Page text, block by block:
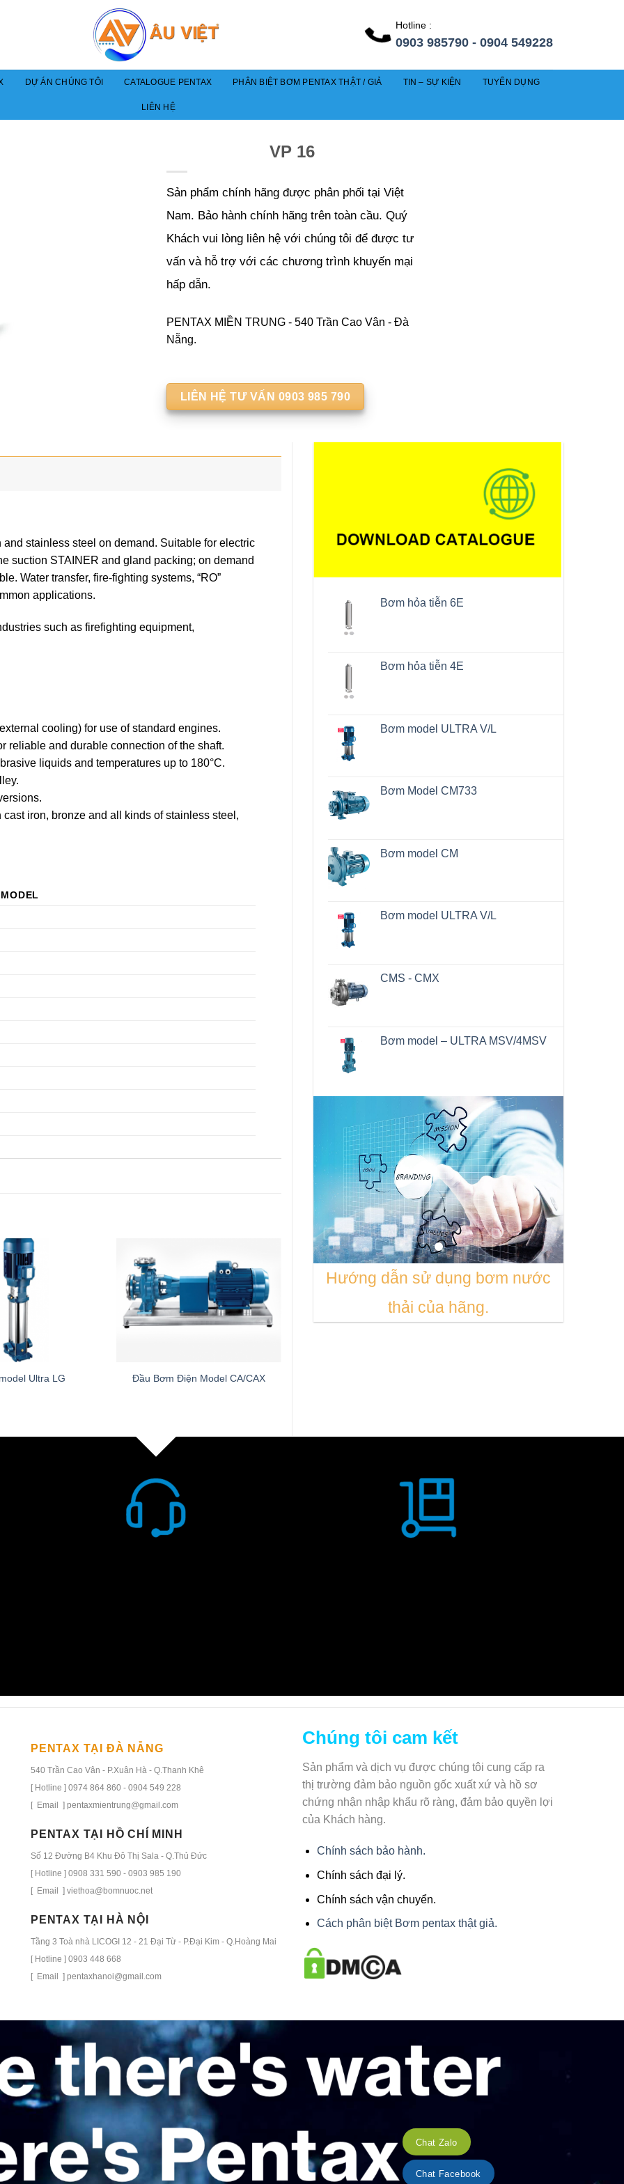
Hotline :
0903 985790 - 0904 549228
DỰ ÁN CHÚNG TÔI CATALOGUE PENTAX PHÂN BIỆT BƠM PENTAX THẬT / GIẢ TIN – SỰ KIỆN TUYỂN DỤNG
LIÊN HỆ
VP 16
Sản phẩm chính hãng được phân phối tại Việt
Nam. Bảo hành chính hãng trên toàn cầu. Quý
Khách vui lòng liên hệ với chúng tôi để được tư
vấn và hỗ trợ với các chương trình khuyến mại
hấp dẫn.
PENTAX MIỀN TRUNG - 540 Trần Cao Vân - Đà
Nẵng.
LIÊN HỆ TƯ VẤN 0903 985 790
stainless steel on demand. Suitable for electric
suction STAINER and gland packing; on demand
Water transfer, fire-fighting systems, “RO”
applications.
such as firefighting equipment,
cooling) for use of standard engines.
reliable and durable connection of the shaft.
liquids and temperatures up to 180°C.
iron, bronze and all kinds of stainless steel,
MODEL
Ultra LG Đầu Bơm Điện Model CA/CAX
Bơm hỏa tiễn 6E
Bơm hỏa tiễn 4E
Bơm model ULTRA V/L
Bơm Model CM733
Bơm model CM
Bơm model ULTRA V/L
CMS - CMX
Bơm model – ULTRA MSV/4MSV
Hướng dẫn sử dụng bơm nước
thải của hãng.
PENTAX TẠI ĐÀ NẴNG
540 Trần Cao Vân - P.Xuân Hà - Q.Thanh Khê
[ Hotline ] 0974 864 860 - 0904 549 228
[ Email ] pentaxmientrung@gmail.com
PENTAX TẠI HỒ CHÍ MINH
Số 12 Đường B4 Khu Đô Thị Sala - Q.Thủ Đức
[ Hotline ] 0908 331 590 - 0903 985 190
[ Email ] viethoa@bomnuoc.net
PENTAX TẠI HÀ NỘI
Tầng 3 Toà nhà LICOGI 12 - 21 Đại Từ - P.Đại Kim - Q.Hoàng Mai
[ Hotline ] 0903 448 668
[ Email ] pentaxhanoi@gmail.com
Chúng tôi cam kết
Sản phẩm và dịch vụ được chúng tôi cung cấp ra
thị trường đảm bảo nguồn gốc xuất xứ và hồ sơ
chứng nhận nhập khẩu rõ ràng, đảm bảo quyền lợi
của Khách hàng.
Chính sách bảo hành.
Chính sách đại lý.
Chính sách vận chuyển.
Cách phân biệt Bơm pentax thật giả.
Chat Zalo
Chat Facebook